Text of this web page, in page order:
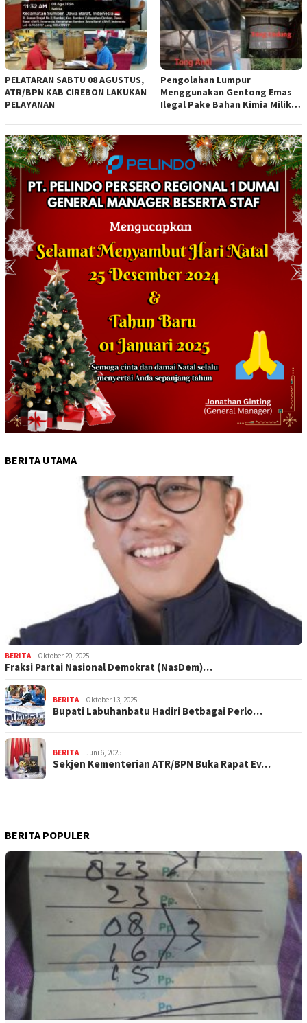
PELATARAN SABTU 08 AGUSTUS,
ATR/BPN KAB CIREBON LAKUKAN
PELAYANAN
Pengolahan Lumpur
Menggunakan Gentong Emas
Ilegal Pake Bahan Kimia Milik
Aparat Penegak Hukum ( APH )
Jangan Sampai Diam Saja
BERITA UTAMA
BERITA Oktober 20, 2025
Fraksi Partai Nasional Demokrat (NasDem)…
BERITA Oktober 13, 2025
Bupati Labuhanbatu Hadiri Betbagai Perlo…
BERITA Juni 6, 2025
Sekjen Kementerian ATR/BPN Buka Rapat Ev…
BERITA POPULER